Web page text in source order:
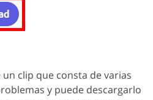
clip que consta de varias
y puede descargarlo